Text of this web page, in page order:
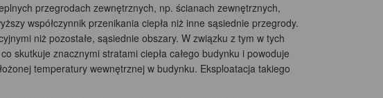
przegrodach zewnętrznych, np. ścianach zewnętrznych,
współczynnik przenikania ciepła niż inne sąsiednie przegrody.
niż pozostałe, sąsiednie obszary. W związku z tym w tych
skutkuje znacznymi stratami ciepła całego budynku i powoduje
temperatury wewnętrznej w budynku. Eksploatacja takiego